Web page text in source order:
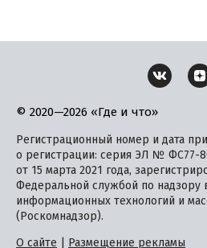
© 2020—2026 «Где и что»
Регистрационный номер и дата
о регистрации: серия ЭЛ № ФС77-
от 15 марта 2021 года,
Федеральной службой по надзору
информационных технологий и
(Роскомнадзор).
О сайте
Размещение рекламы